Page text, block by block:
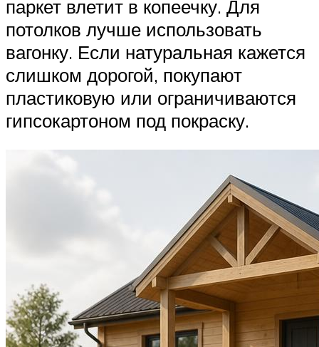
паркет влетит в копеечку. Для
потолков лучше использовать
вагонку. Если натуральная кажется
слишком дорогой, покупают
пластиковую или ограничиваются
гипсокартоном под покраску.